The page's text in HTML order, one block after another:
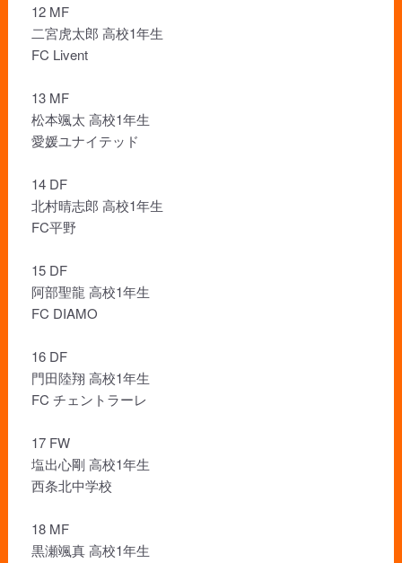
12 MF
二宮虎太郎 高校1年生
FC Livent
13 MF
松本颯太 高校1年生
愛媛ユナイテッド
14 DF
北村晴志郎 高校1年生
FC平野
15 DF
阿部聖龍 高校1年生
FC DIAMO
16 DF
門田陸翔 高校1年生
FC チェントラーレ
17 FW
塩出心剛 高校1年生
西条北中学校
18 MF
黒瀬颯真 高校1年生